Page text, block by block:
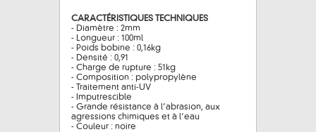
CARACTÉRISTIQUES TECHNIQUES
- Diamètre : 2mm
- Longueur : 100ml
- Poids bobine : 0,16kg
- Densité : 0,91
- Charge de rupture : 51kg
- Composition : polypropylène
- Traitement anti-UV
- Imputrescible
- Grande résistance à l’abrasion, aux
agressions chimiques et à l’eau
- Couleur : noire